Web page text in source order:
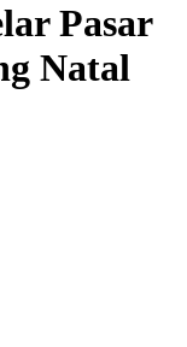
Pasar
Natal